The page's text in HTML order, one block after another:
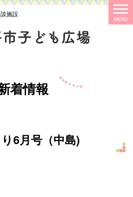
施設
着情報
6月号（中島)